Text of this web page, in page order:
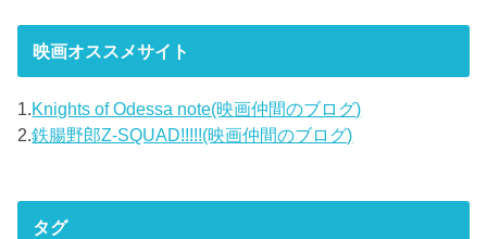
映画オススメサイト
1.Knights of Odessa note(映画仲間のブログ)
2.鉄腸野郎Z-SQUAD!!!!!(映画仲間のブログ)
タグ